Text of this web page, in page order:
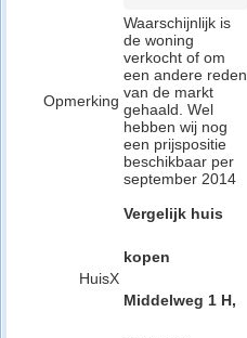
Opmerking
Waarschijnlijk is
de woning
verkocht of om
een andere reden
van de markt
gehaald. Wel
hebben wij nog
een prijspositie
beschikbaar per
september 2014
HuisX
Vergelijk huis
kopen
Middelweg 1 H,